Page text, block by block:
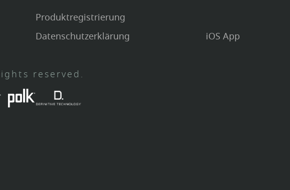
Produktregistrierung
Datenschutzerklärung
iOS App
reserved.